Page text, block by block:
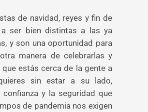
de navidad, reyes y fin de
a ser bien distintas a las ya
y son una oportunidad para
manera de celebrarlas y
estás cerca de la gente a
sin estar a su lado,
confianza y la seguridad que
de pandemia nos exigen